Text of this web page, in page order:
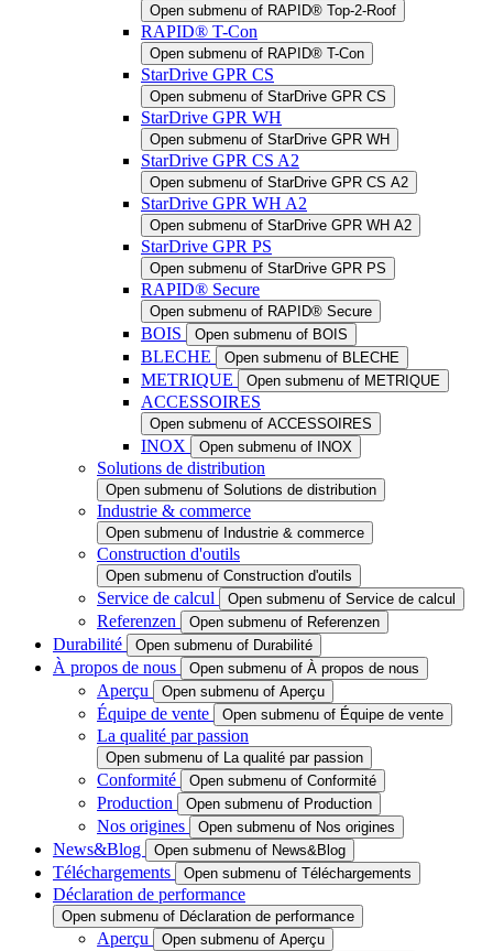
Open submenu of RAPID® Top-2-Roof
RAPID® T-Con
Open submenu of RAPID® T-Con
StarDrive GPR CS
Open submenu of StarDrive GPR CS
StarDrive GPR WH
Open submenu of StarDrive GPR WH
StarDrive GPR CS A2
Open submenu of StarDrive GPR CS A2
StarDrive GPR WH A2
Open submenu of StarDrive GPR WH A2
StarDrive GPR PS
Open submenu of StarDrive GPR PS
RAPID® Secure
Open submenu of RAPID® Secure
BOIS Open submenu of BOIS
BLECHE Open submenu of BLECHE
METRIQUE Open submenu of METRIQUE
ACCESSOIRES
Open submenu of ACCESSOIRES
INOX Open submenu of INOX
Solutions de distribution
Open submenu of Solutions de distribution
Industrie & commerce
Open submenu of Industrie & commerce
Construction d'outils
Open submenu of Construction d'outils
Service de calcul Open submenu of Service de calcul
Referenzen Open submenu of Referenzen
Durabilité Open submenu of Durabilité
À propos de nous Open submenu of À propos de nous
Aperçu Open submenu of Aperçu
Équipe de vente Open submenu of Équipe de vente
La qualité par passion
Open submenu of La qualité par passion
Conformité Open submenu of Conformité
Production Open submenu of Production
Nos origines Open submenu of Nos origines
News&Blog Open submenu of News&Blog
Téléchargements Open submenu of Téléchargements
Déclaration de performance
Open submenu of Déclaration de performance
Aperçu Open submenu of Aperçu